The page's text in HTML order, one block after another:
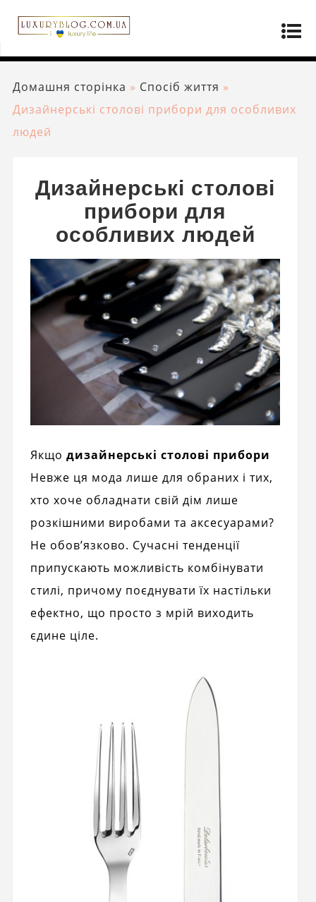
Домашня сторінка » Спосіб життя »
Дизайнерські столові прибори для особливих
людей
Дизайнерські столові
прибори для
особливих людей
Якщо дизайнерські столові прибори
Невже ця мода лише для обраних і тих,
хто хоче обладнати свій дім лише
розкішними виробами та аксесуарами?
Не обов’язково. Сучасні тенденції
припускають можливість комбінувати
стилі, причому поєднувати їх настільки
ефектно, що просто з мрій виходить
єдине ціле.